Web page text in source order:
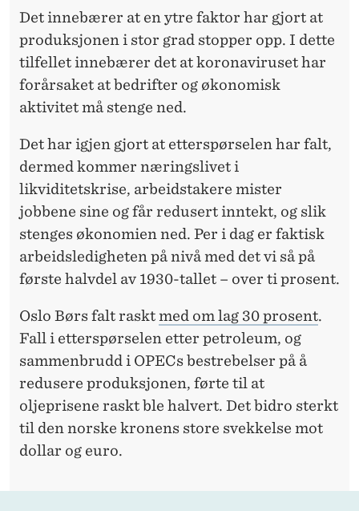
Det innebærer at en ytre faktor har gjort at
produksjonen i stor grad stopper opp. I dette
tilfellet innebærer det at koronaviruset har
forårsaket at bedrifter og økonomisk
aktivitet må stenge ned.
Det har igjen gjort at etterspørselen har falt,
dermed kommer næringslivet i
likviditetskrise, arbeidstakere mister
jobbene sine og får redusert inntekt, og slik
stenges økonomien ned. Per i dag er faktisk
arbeidsledigheten på nivå med det vi så på
første halvdel av 1930-tallet – over ti prosent.
Oslo Børs falt rasktmed om lag 30 prosent.
Fall i etterspørselen etter petroleum, og
sammenbrudd i OPECs bestrebelser på å
redusere produksjonen, førte til at
oljeprisene raskt ble halvert. Det bidro sterkt
til den norske kronens store svekkelse mot
dollar og euro.